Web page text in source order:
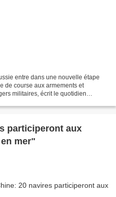
entre dans une nouvelle étape
de course aux armements et
militaires, écrit le quotidien
participeront aux
mer"